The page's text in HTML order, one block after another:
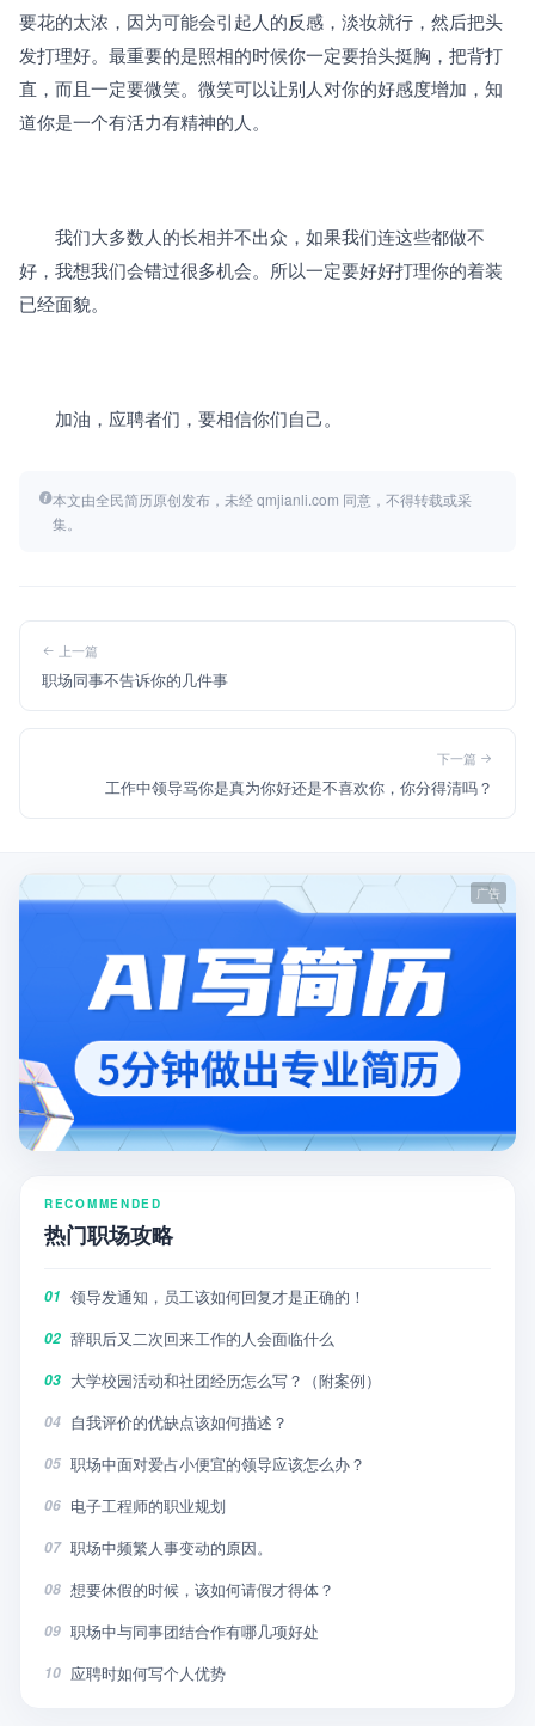
要花的太浓，因为可能会引起人的反感，淡妆就行，然后把头
发打理好。最重要的是照相的时候你一定要抬头挺胸，把背打
直，而且一定要微笑。微笑可以让别人对你的好感度增加，知
道你是一个有活力有精神的人。
我们大多数人的长相并不出众，如果我们连这些都做不
好，我想我们会错过很多机会。所以一定要好好打理你的着装
已经面貌。
加油，应聘者们，要相信你们自己。
本文由全民简历原创发布，未经 qmjianli.com 同意，不得转载或采
集。
上一篇
职场同事不告诉你的几件事
下一篇
工作中领导骂你是真为你好还是不喜欢你，你分得清吗？
RECOMMENDED
热门职场攻略
01 领导发通知，员工该如何回复才是正确的！
02 辞职后又二次回来工作的人会面临什么
03 大学校园活动和社团经历怎么写？（附案例）
04 自我评价的优缺点该如何描述？
05 职场中面对爱占小便宜的领导应该怎么办？
06 电子工程师的职业规划
07 职场中频繁人事变动的原因。
08 想要休假的时候，该如何请假才得体？
09 职场中与同事团结合作有哪几项好处
10 应聘时如何写个人优势